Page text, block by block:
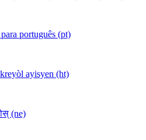
português (pt)
ayisyen (ht)
(ne)